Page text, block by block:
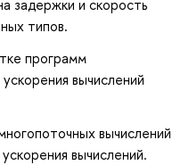
задержки и скорость
типов.
программ
вычислений
вычислений
вычислений.